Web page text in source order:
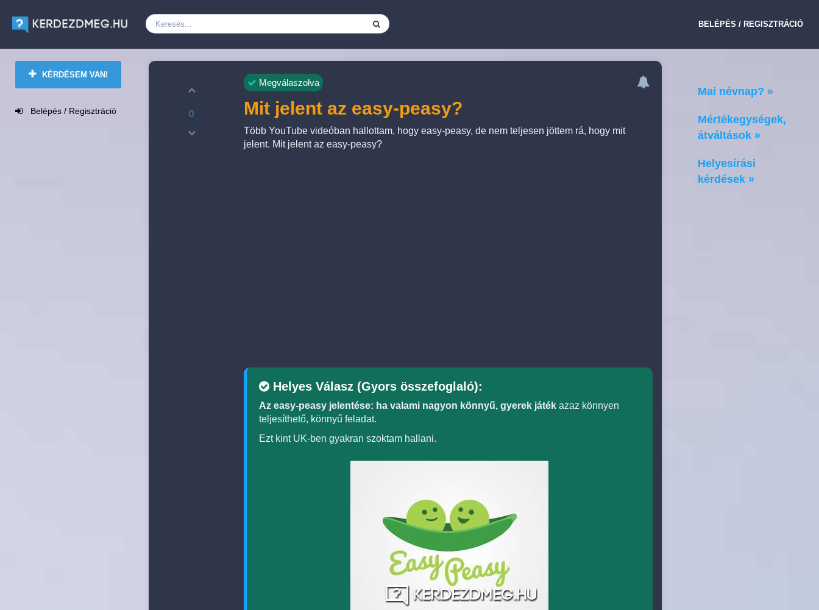
BELÉPÉS / REGISZTRÁCIÓ
KÉRDÉSEM VAN!
Belépés / Regisztráció 0
Megválaszolva
Mit jelent az easy-peasy?
Több YouTube videóban hallottam, hogy easy-peasy, de nem teljesen jöttem rá, hogy mit
jelent. Mit jelent az easy-peasy?
Helyes Válasz (Gyors összefoglaló):
Az easy-peasy jelentése: ha valami nagyon könnyű, gyerek játék azaz könnyen
teljesíthető, könnyű feladat.
Ezt kint UK-ben gyakran szoktam hallani.
Mai névnap? »
Mértékegységek,
átváltások »
Helyesírási
kérdések »